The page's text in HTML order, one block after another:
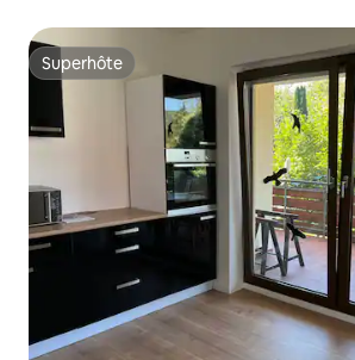
Superhôte
Superhôte